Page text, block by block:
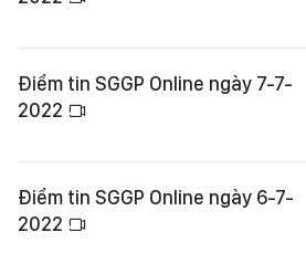
Điểm tin SGGP Online ngày 7-7-
2022
Điểm tin SGGP Online ngày 6-7-
2022